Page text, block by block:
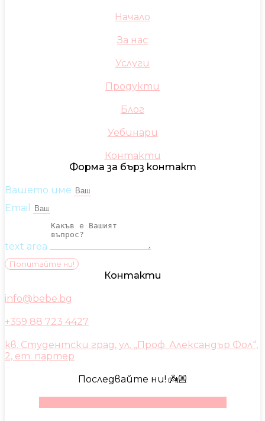
Начало
За нас
Услуги
Продукти
Блог
Уебинари
Контакти
Форма за бърз контакт
Вашето име
Email
text area
Попитайте ни!
Контакти
info@bebe.bg
+359 88 723 4427
кв. Студентски град, ул. „Проф. Александър Фол“,
2, ет. партер
Последвайте ни! 👼🏼